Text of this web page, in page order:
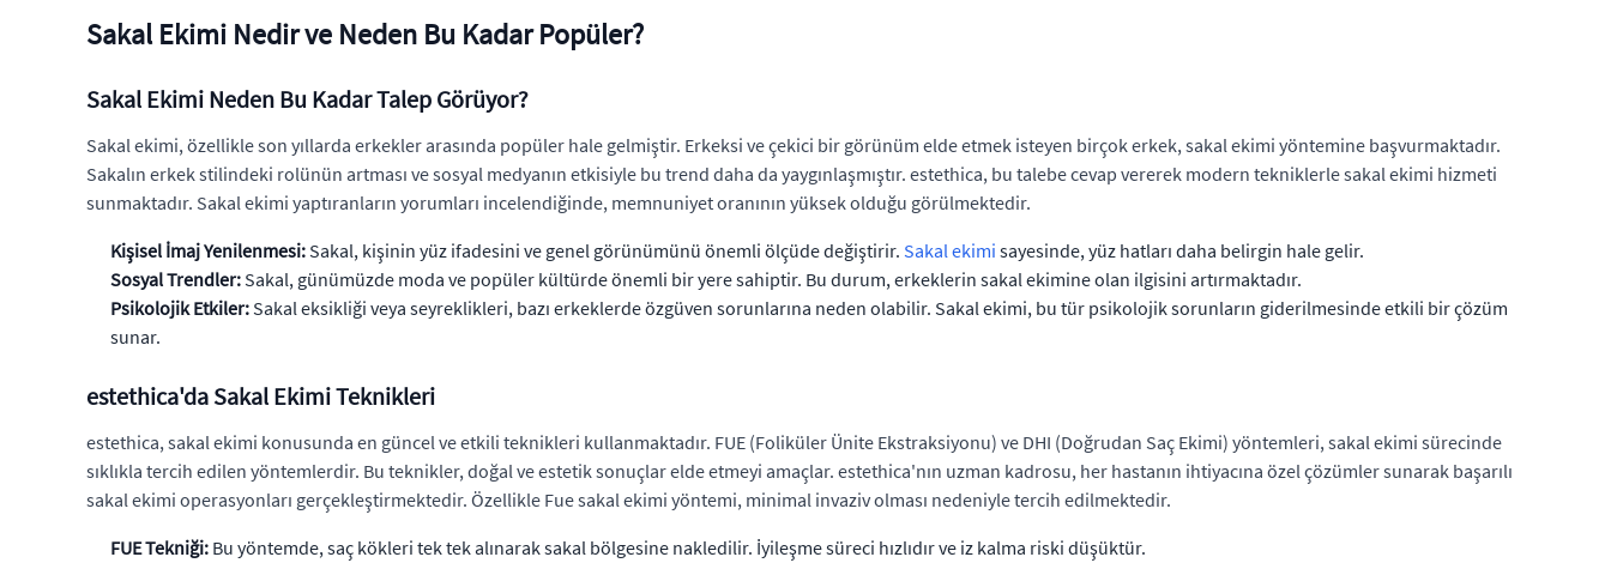
Sakal Ekimi Nedir ve Neden Bu Kadar Popüler?
Sakal Ekimi Neden Bu Kadar Talep Görüyor?
Sakal ekimi, özellikle son yıllarda erkekler arasında popüler hale gelmiştir. Erkeksi ve çekici bir görünüm elde etmek isteyen birçok erkek, sakal ekimi yöntemine başvurmaktadır.
Sakalın erkek stilindeki rolünün artması ve sosyal medyanın etkisiyle bu trend daha da yaygınlaşmıştır. estethica, bu talebe cevap vererek modern tekniklerle sakal ekimi hizmeti
sunmaktadır. Sakal ekimi yaptıranların yorumları incelendiğinde, memnuniyet oranının yüksek olduğu görülmektedir.
Kişisel İmaj Yenilenmesi: Sakal, kişinin yüz ifadesini ve genel görünümünü önemli ölçüde değiştirir. Sakal ekimi sayesinde, yüz hatları daha belirgin hale gelir.
Sosyal Trendler: Sakal, günümüzde moda ve popüler kültürde önemli bir yere sahiptir. Bu durum, erkeklerin sakal ekimine olan ilgisini artırmaktadır.
Psikolojik Etkiler: Sakal eksikliği veya seyreklikleri, bazı erkeklerde özgüven sorunlarına neden olabilir. Sakal ekimi, bu tür psikolojik sorunların giderilmesinde etkili bir çözüm
sunar.
estethica'da Sakal Ekimi Teknikleri
estethica, sakal ekimi konusunda en güncel ve etkili teknikleri kullanmaktadır. FUE (Foliküler Ünite Ekstraksiyonu) ve DHI (Doğrudan Saç Ekimi) yöntemleri, sakal ekimi sürecinde
sıklıkla tercih edilen yöntemlerdir. Bu teknikler, doğal ve estetik sonuçlar elde etmeyi amaçlar. estethica'nın uzman kadrosu, her hastanın ihtiyacına özel çözümler sunarak başarılı
sakal ekimi operasyonları gerçekleştirmektedir. Özellikle Fue sakal ekimi yöntemi, minimal invaziv olması nedeniyle tercih edilmektedir.
FUE Tekniği: Bu yöntemde, saç kökleri tek tek alınarak sakal bölgesine nakledilir. İyileşme süreci hızlıdır ve iz kalma riski düşüktür.